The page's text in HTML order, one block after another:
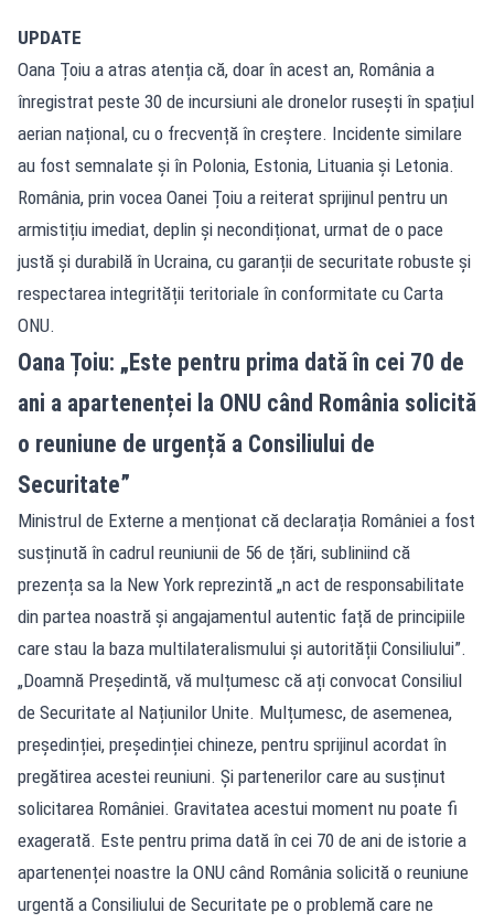
UPDATE
Oana Țoiu a atras atenția că, doar în acest an, România a
înregistrat peste 30 de incursiuni ale dronelor rusești în spațiul
aerian național, cu o frecvență în creștere. Incidente similare
au fost semnalate și în Polonia, Estonia, Lituania și Letonia.
România, prin vocea Oanei Țoiu a reiterat sprijinul pentru un
armistițiu imediat, deplin și necondiționat, urmat de o pace
justă și durabilă în Ucraina, cu garanții de securitate robuste și
respectarea integrității teritoriale în conformitate cu Carta
ONU.
Oana Țoiu: „Este pentru prima dată în cei 70 de
ani a apartenenței la ONU când România solicită
o reuniune de urgență a Consiliului de
Securitate”
Ministrul de Externe a menționat că declarația României a fost
susținută în cadrul reuniunii de 56 de țări, subliniind că
prezența sa la New York reprezintă „n act de responsabilitate
din partea noastră și angajamentul autentic față de principiile
care stau la baza multilateralismului și autorității Consiliului”.
„Doamnă Președintă, vă mulțumesc că ați convocat Consiliul
de Securitate al Națiunilor Unite. Mulțumesc, de asemenea,
președinției, președinției chineze, pentru sprijinul acordat în
pregătirea acestei reuniuni. Și partenerilor care au susținut
solicitarea României. Gravitatea acestui moment nu poate fi
exagerată. Este pentru prima dată în cei 70 de ani de istorie a
apartenenței noastre la ONU când România solicită o reuniune
urgentă a Consiliului de Securitate pe o problemă care ne